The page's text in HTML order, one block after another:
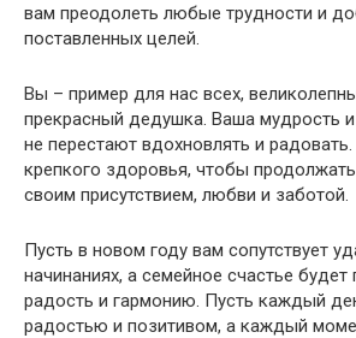
вам преодолеть любые трудности и
поставленных целей.
Вы – пример для нас всех,
прекрасный дедушка. Ваша мудрость
не перестают вдохновлять и
крепкого здоровья, чтобы
своим присутствием, любви и заботой.
Пусть в новом году вам сопутствует
начинаниях, а семейное счастье будет
радость и гармонию. Пусть каждый
радостью и позитивом, а каждый